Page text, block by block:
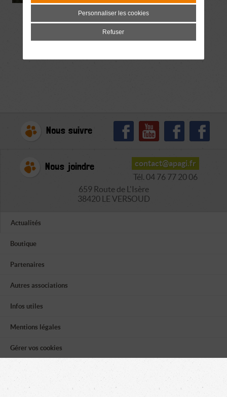
Nous suivre
Nous joindre
contact@apagi.fr
Tél. 04 76 77 20 06
659 Route de L'Isère
38420 LE VERSOUD
Actualités
Boutique
Partenaires
Autres associations
Infos utiles
Mentions légales
Gérer vos cookies
Personnaliser les cookies
Refuser